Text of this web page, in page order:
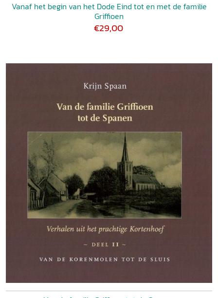
Vanaf het begin van het Dode Eind tot en met de familie
Griffioen
€29,00